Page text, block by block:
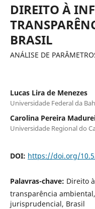
DIREITO À
BRASIL
ANÁLISE DE
Lucas Lira de Menezes
Universidade Federal da
Carolina Pereira
Universidade Regional do
DOI: https://doi.org/
Palavras-chave: Direito
transparência
jurisprudencial, Brasil